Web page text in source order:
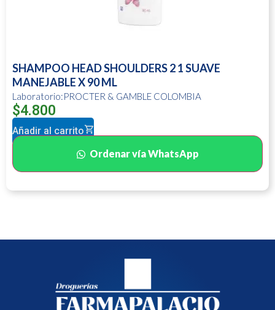
SHAMPOO HEAD SHOULDERS 2 1 SUAVE
MANEJABLE X 90 ML
Laboratorio:PROCTER & GAMBLE COLOMBIA
$4.800
Añadir al carrito
Ordenar vía WhatsApp